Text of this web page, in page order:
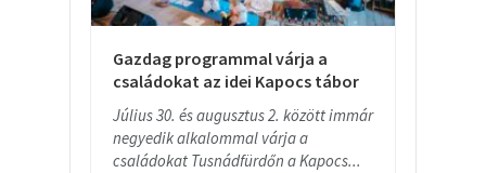
Gazdag programmal várja a
családokat az idei Kapocs tábor
Július 30. és augusztus 2. között immár
negyedik alkalommal várja a
családokat Tusnádfürdőn a Kapocs...